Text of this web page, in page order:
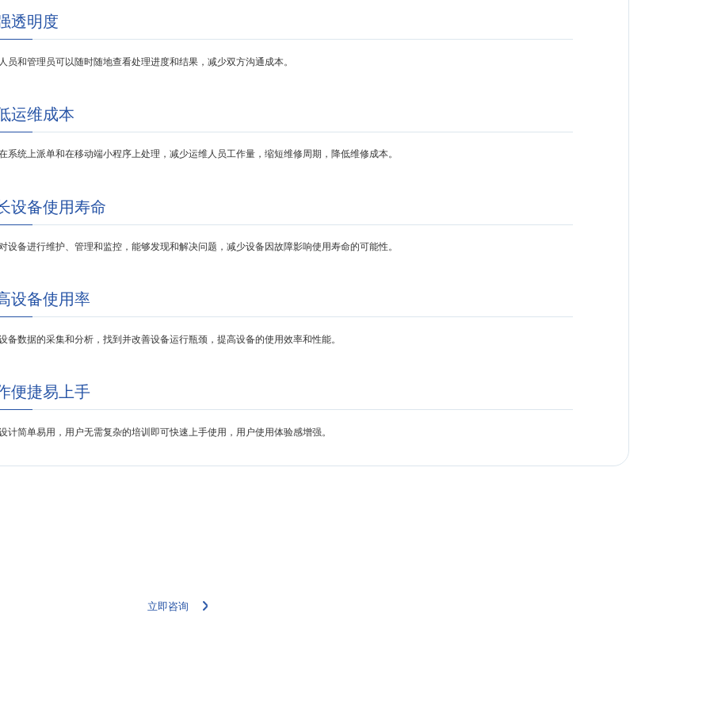
透明度
员和管理员可以随时随地查看处理进度和结果，减少双方沟通成本。
运维成本
系统上派单和在移动端小程序上处理，减少运维人员工作量，缩短维修周期，降低维修成本。
设备使用寿命
设备进行维护、管理和监控，能够发现和解决问题，减少设备因故障影响使用寿命的可能性。
设备使用率
备数据的采集和分析，找到并改善设备运行瓶颈，提高设备的使用效率和性能。
便捷易上手
计简单易用，用户无需复杂的培训即可快速上手使用，用户使用体验感增强。
立即咨询